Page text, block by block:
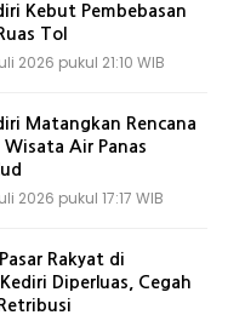
Kebut Pembebasan
Tol
2026 pukul 21:10 WIB
Matangkan Rencana
Wisata Air Panas
2026 pukul 17:17 WIB
Rakyat di
Diperluas, Cegah